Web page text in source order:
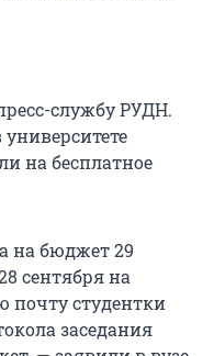
службу РУДН.
на бесплатное
на бюджет 29
сентября на
почту студентки
заседания